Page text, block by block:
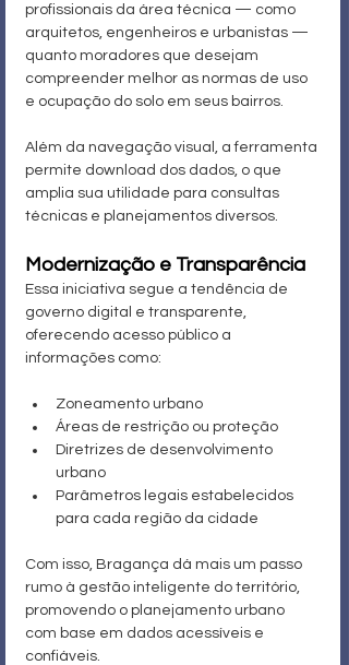
profissionais da área técnica — como
arquitetos, engenheiros e urbanistas —
quanto moradores que desejam
compreender melhor as normas de uso
e ocupação do solo em seus bairros.
Além da navegação visual, a ferramenta
permite download dos dados, o que
amplia sua utilidade para consultas
técnicas e planejamentos diversos.
Modernização e Transparência
Essa iniciativa segue a tendência de
governo digital e transparente,
oferecendo acesso público a
informações como:
Zoneamento urbano
Áreas de restrição ou proteção
Diretrizes de desenvolvimento
urbano
Parâmetros legais estabelecidos
para cada região da cidade
Com isso, Bragança dá mais um passo
rumo à gestão inteligente do território,
promovendo o planejamento urbano
com base em dados acessíveis e
confiáveis.